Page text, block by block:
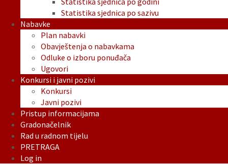
Statistika sjednica po sazivu
Nabavke
Plan nabavki
Obavještenja o nabavkama
Odluke o izboru ponuđača
Ugovori
Konkursi i javni pozivi
Konkursi
Javni pozivi
Pristup informacijama
Gradonačelnik
Rad u radnom tijelu
PRETRAGA
Log in